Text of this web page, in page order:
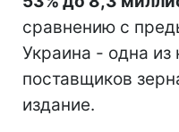
сравнению с
Украина - одна
поставщиков
издание.